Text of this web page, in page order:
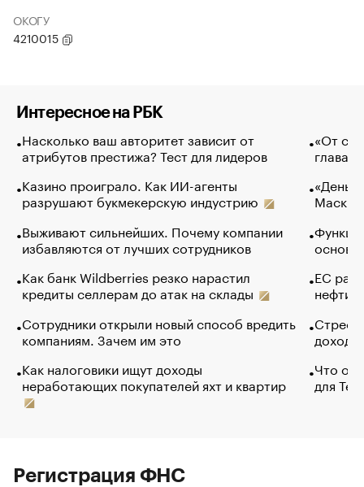
ОКОГУ
4210015
Интересное на РБК
Насколько ваш авторитет зависит от
атрибутов престижа? Тест для лидеров
Казино проиграло. Как ИИ-агенты
разрушают букмекерскую индустрию
Выживают сильнейших. Почему компании
избавляются от лучших сотрудников
Как банк Wildberries резко нарастил
кредиты селлерам до атак на склады
Сотрудники открыли новый способ вредить
компаниям. Зачем им это
Как налоговики ищут доходы
неработающих покупателей яхт и квартир
«От
глава
Маск в
основ
ЕС
нефти
Что
для
Регистрация ФНС